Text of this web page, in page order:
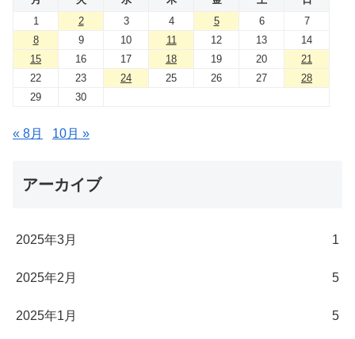
1
2 3 4 5 6
7
8
9 10 11 12 13
14
15
16 17 18 19 20
21
22
23 24 25 26 27
28
29
30
« 8月 10月 »
アーカイブ
2025年3月 1
2025年2月 5
2025年1月 5